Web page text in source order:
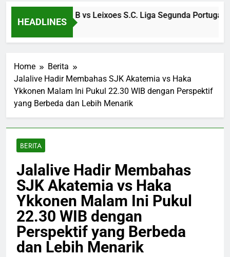
HEADLINES
S.L. Benfica B vs Leixoes S.C. Liga Segunda Portugal
Home
Berita
Jalalive Hadir Membahas SJK Akatemia vs Haka
Ykkonen Malam Ini Pukul 22.30 WIB dengan Perspektif
yang Berbeda dan Lebih Menarik
BERITA
Jalalive Hadir Membahas
SJK Akatemia vs Haka
Ykkonen Malam Ini Pukul
22.30 WIB dengan
Perspektif yang Berbeda
dan Lebih Menarik